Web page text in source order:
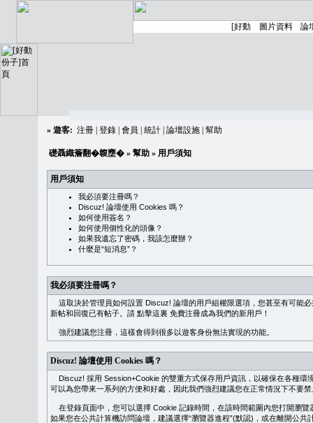
» 遊客: 注冊 登錄 會員 統計 論壇設施 幫助
礎聶織簷翻�䪖壅� » 幫助 » 用戶須知
用戶須知
我必須要注冊嗎？
Discuz! 論壇使用 Cookies 嗎？
如何使用簽名？
如何使用個性化的頭像？
如果我遺忘了密碼，我該怎麼辦？
什麼是“短消息”？
我必須要注冊嗎？
這取決於管理員如何設置 Discuz! 論壇的用戶組權限選項，您甚至有可能
新帖和回復已有帖子。請 點擊這裏 免費注冊成為我們的新用戶！
強烈建議您注冊，這樣會得到很多以遊客身份無法實現的功能。
Discuz! 論壇使用 Cookies 嗎？
Discuz! 採用 Session+Cookie 的雙重方式保存用戶資訊，以確保在各種環
可以為您帶來一系列的方便和好處，因此我們強烈建議您在正常情況下不要
在登錄頁面中，您可以選擇 Cookie 記錄時間，在該時間範圍內您打開瀏
如果您在公共計算機訪問論壇，建議選擇“瀏覽器進程”(默認)，或在離開公共